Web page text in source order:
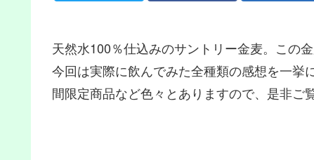
天然水100％仕込みのサントリー金麦。この
今回は実際に飲んでみた全種類の感想を一挙
間限定商品など色々とありますので、是非ご